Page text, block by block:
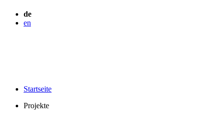
de
en
Startseite
Projekte